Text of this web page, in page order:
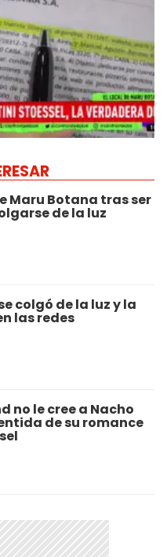
Maru Botana tras ser
de la luz
colgó de la luz y la
las redes
no le cree a Nacho
de su romance